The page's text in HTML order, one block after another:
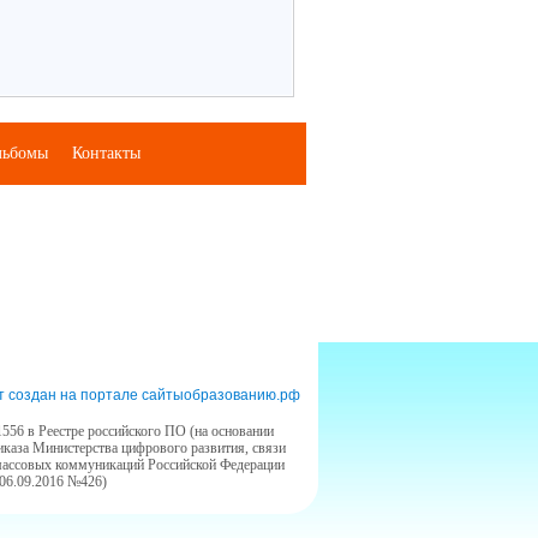
Контакты
создан на портале сайтыобразованию.рф
в Реестре российского ПО (на основании
Министерства цифрового развития, связи
коммуникаций Российской Федерации
№426)